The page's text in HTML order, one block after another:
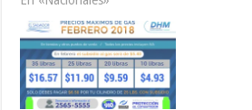
durante el mes de enero el
monto del subsidio al gas.
De acuerdo al Ministerio de
Economía (Minec), con el
fin de apoyar a la…